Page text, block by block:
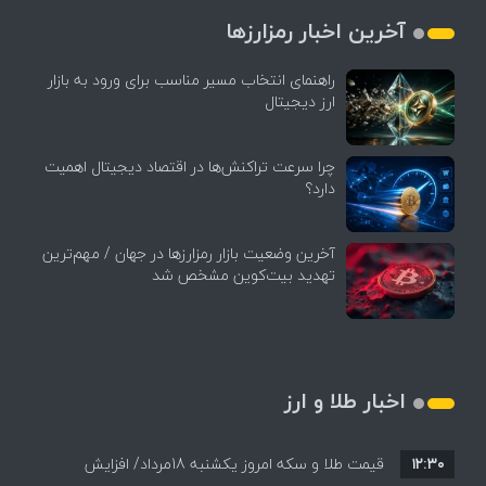
آخرین اخبار رمزارزها
راهنمای انتخاب مسیر مناسب برای ورود به بازار
ارز دیجیتال
چرا سرعت تراکنش‌ها در اقتصاد دیجیتال اهمیت
دارد؟
آخرین وضعیت بازار رمزارزها در جهان / مهم‌ترین
تهدید بیت‌کوین مشخص شد
اخبار طلا و ارز
قیمت طلا و سکه امروز یکشنبه 18مرداد/ افزایش
۱۲:۳۰